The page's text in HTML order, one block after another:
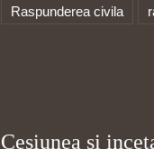
Raspunderea civila
Cesiunea si